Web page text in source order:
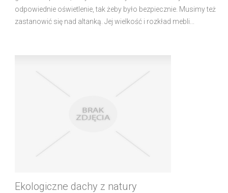
odpowiednie oświetlenie, tak żeby było bezpiecznie. Musimy też
zastanowić się nad altanką. Jej wielkość i rozkład mebli...
Ekologiczne dachy z natury